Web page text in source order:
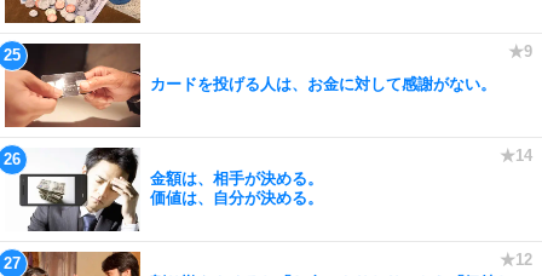
カードを投げる人は、お金に対して感謝がない。
金額は、相手が決める。
価値は、自分が決める。